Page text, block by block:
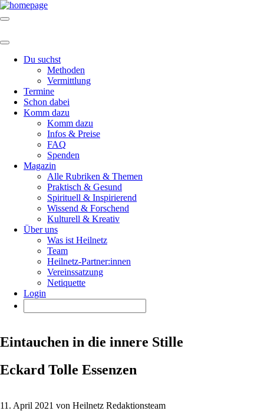
Du suchst
Methoden
Vermittlung
Termine
Schon dabei
Komm dazu
Komm dazu
Infos & Preise
FAQ
Spenden
Magazin
Alle Rubriken & Themen
Praktisch & Gesund
Spirituell & Inspirierend
Wissend & Forschend
Kulturell & Kreativ
Über uns
Was ist Heilnetz
Team
Heilnetz-Partner:innen
Vereinssatzung
Netiquette
Login
Eintauchen in die innere Stille
Eckard Tolle Essenzen
11. April 2021 von Heilnetz Redaktionsteam